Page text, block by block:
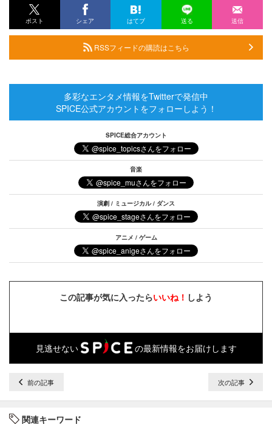
ポスト シェア はてブ 送る 送信
RSSフィードの購読はこちら
多彩なエンタメ情報をTwitterで発信中
SPICE公式アカウントをフォローしよう！
SPICE総合アカウント
音楽
演劇 / ミュージカル / ダンス
アニメ / ゲーム
この記事が気に入ったらいいね！ しよう
見逃せない の最新情報をお届けします
前の記事 次の記事
関連キーワード